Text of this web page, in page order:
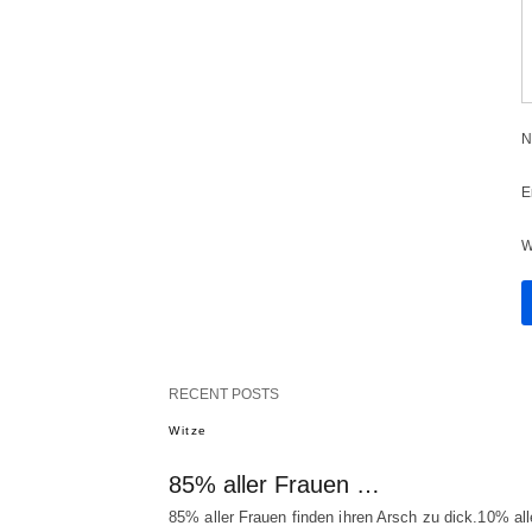
RECENT POSTS
Witze
85% aller Frauen …
85% aller Frauen finden ihren Arsch zu dick.10%